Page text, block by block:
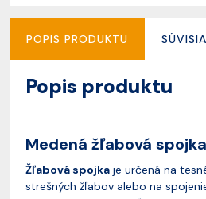
POPIS PRODUKTU
Popis produktu
Medená žľabová
Žľabová spojka je určená na
strešných žľabov alebo na